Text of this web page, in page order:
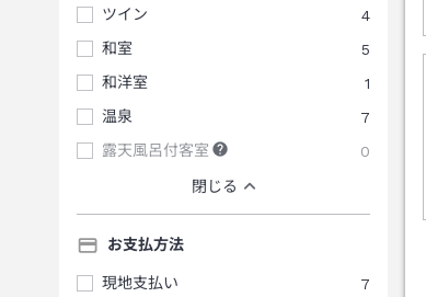
ツイン
4
和室
5
和洋室
1
温泉
7
露天風呂付客室
0
閉じる
お支払方法
現地支払い
7